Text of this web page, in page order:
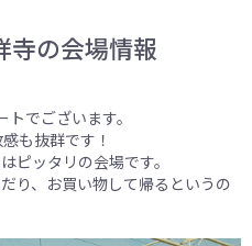
寺の会場情報
でございます。
も抜群です！
ピッタリの会場です。
り、お買い物して帰るというの